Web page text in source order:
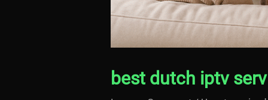
best dutch iptv